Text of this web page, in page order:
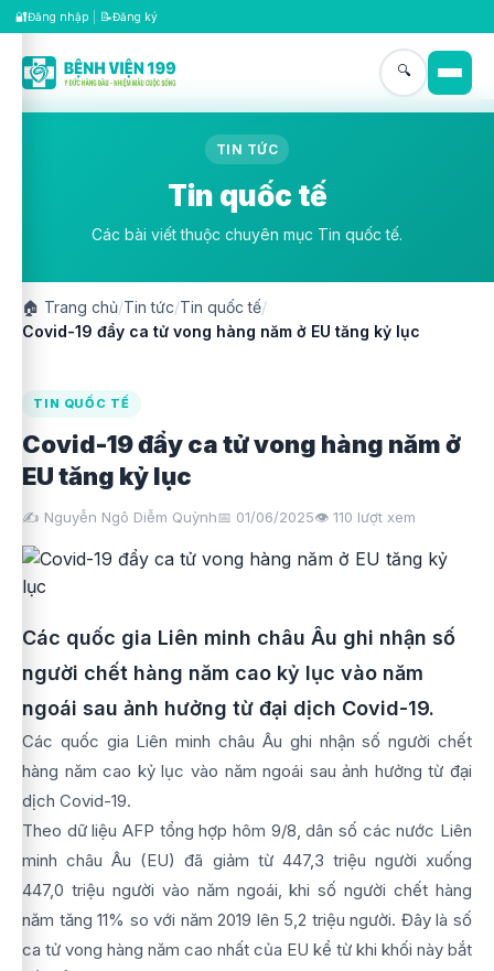
🔐Đăng nhập 📝Đăng ký
🔍
TIN TỨC
Tin quốc tế
Các bài viết thuộc chuyên mục Tin quốc tế.
🏠 Trang chủ/Tin tức/Tin quốc tế/
Covid-19 đẩy ca tử vong hàng năm ở EU tăng kỷ lục
TIN QUỐC TẾ
Covid-19 đẩy ca tử vong hàng năm ở
EU tăng kỷ lục
✍️ Nguyễn Ngô Diễm Quỳnh📅 01/06/2025👁️ 110 lượt xem
Các quốc gia Liên minh châu Âu ghi nhận số
người chết hàng năm cao kỷ lục vào năm
ngoái sau ảnh hưởng từ đại dịch Covid-19.
Các quốc gia Liên minh châu Âu ghi nhận số người chết
hàng năm cao kỷ lục vào năm ngoái sau ảnh hưởng từ đại
dịch Covid-19.
Theo dữ liệu AFP tổng hợp hôm 9/8, dân số các nước Liên
minh châu Âu (EU) đã giảm từ 447,3 triệu người xuống
447,0 triệu người vào năm ngoái, khi số người chết hàng
năm tăng 11% so với năm 2019 lên 5,2 triệu người. Đây là số
ca tử vong hàng năm cao nhất của EU kể từ khi khối này bắt